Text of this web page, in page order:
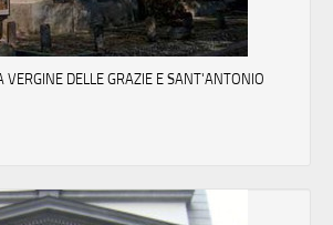
VERGINE DELLE GRAZIE E SANT'ANTONIO